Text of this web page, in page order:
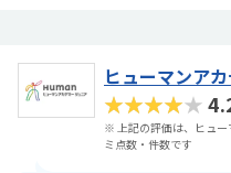
ヒューマンア
★★★★★
※ 上記の評価は、ヒュー
ミ点数・件数です